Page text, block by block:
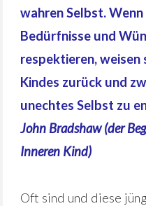
wahren Selbst.
Bedürfnisse und
respektieren, weisen
Kindes zurück und
unechtes Selbst zu
John Bradshaw (der
Inneren Kind)
Oft sind und diese